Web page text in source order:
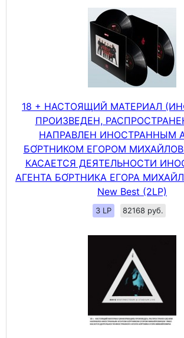
18 + НАСТОЯЩИЙ МАТЕРИАЛ
ПРОИЗВЕДЕН,
НАПРАВЛЕН ИНОСТРАННЫМ
БО́РТНИКОМ ЕГОРОМ
КАСАЕТСЯ ДЕЯТЕЛЬНОСТИ
АГЕНТА БО́РТНИКА ЕГОРА
New Best (2LP)
3 LP 82168 руб.